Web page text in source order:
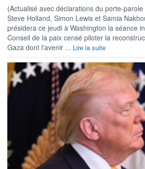
(Actualisé avec déclarations du porte-
Steve Holland, Simon Lewis et Samia
présidera ce jeudi à Washington la séance
Conseil de la paix censé piloter la
Gaza dont l'avenir ... Lire la suite